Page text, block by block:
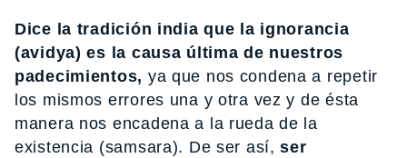
Dice la tradición india que la ignorancia
(avidya) es la causa última de nuestros
padecimientos, ya que nos condena a repetir
los mismos errores una y otra vez y de ésta
manera nos encadena a la rueda de la
existencia (samsara). De ser así,ser